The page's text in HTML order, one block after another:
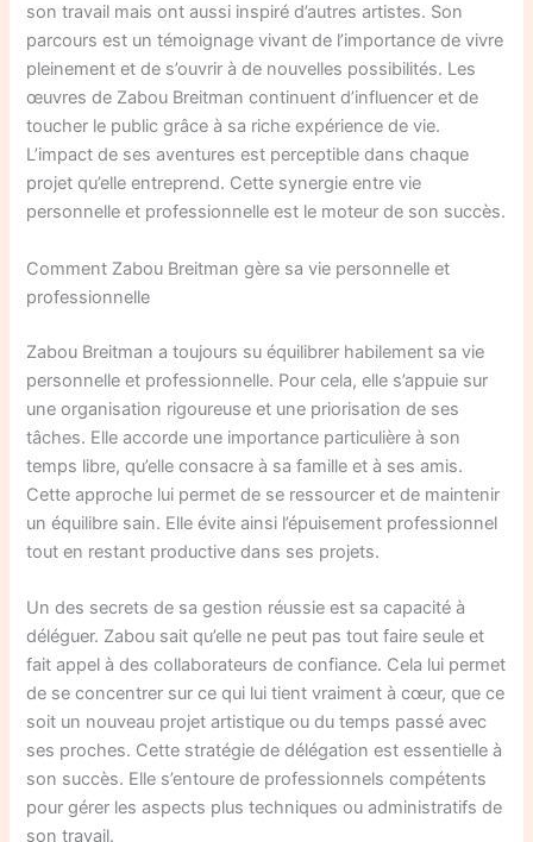
son travail mais ont aussi inspiré d’autres artistes. Son
parcours est un témoignage vivant de l’importance de vivre
pleinement et de s’ouvrir à de nouvelles possibilités. Les
œuvres de Zabou Breitman continuent d’influencer et de
toucher le public grâce à sa riche expérience de vie.
L’impact de ses aventures est perceptible dans chaque
projet qu’elle entreprend. Cette synergie entre vie
personnelle et professionnelle est le moteur de son succès.
Comment Zabou Breitman gère sa vie personnelle et
professionnelle
Zabou Breitman a toujours su équilibrer habilement sa vie
personnelle et professionnelle. Pour cela, elle s’appuie sur
une organisation rigoureuse et une priorisation de ses
tâches. Elle accorde une importance particulière à son
temps libre, qu’elle consacre à sa famille et à ses amis.
Cette approche lui permet de se ressourcer et de maintenir
un équilibre sain. Elle évite ainsi l’épuisement professionnel
tout en restant productive dans ses projets.
Un des secrets de sa gestion réussie est sa capacité à
déléguer. Zabou sait qu’elle ne peut pas tout faire seule et
fait appel à des collaborateurs de confiance. Cela lui permet
de se concentrer sur ce qui lui tient vraiment à cœur, que ce
soit un nouveau projet artistique ou du temps passé avec
ses proches. Cette stratégie de délégation est essentielle à
son succès. Elle s’entoure de professionnels compétents
pour gérer les aspects plus techniques ou administratifs de
son travail.